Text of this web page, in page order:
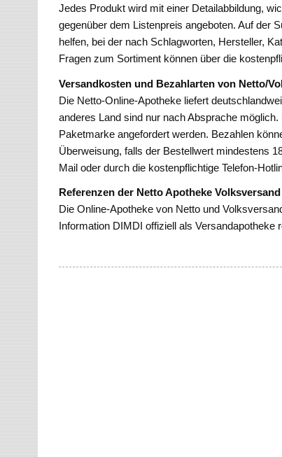
Jedes Produkt wird mit einer Detailabbildung,
gegenüber dem Listenpreis angeboten. Auf der
helfen, bei der nach Schlagworten, Hersteller,
Fragen zum Sortiment können über die
Versandkosten und Bezahlarten von Netto/
Die Netto-Online-Apotheke liefert
anderes Land sind nur nach Absprache
Paketmarke angefordert werden. Bezahlen
Überweisung, falls der Bestellwert mindestens
Mail oder durch die kostenpflichtige Telefon-
Referenzen der Netto Apotheke Volksversand
Die Online-Apotheke von Netto und
Information DIMDI offiziell als Versandapotheke